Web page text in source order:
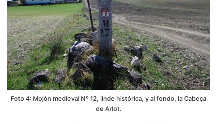
Foto 4: Mojón medieval Nº 12, linde histórica, y al fondo, la Cabeça
de Arlot.